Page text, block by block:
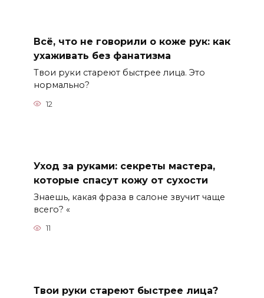
Всё, что не говорили о коже рук: как
ухаживать без фанатизма
Твои руки стареют быстрее лица. Это
нормально?
12
Уход за руками: секреты мастера,
которые спасут кожу от сухости
Знаешь, какая фраза в салоне звучит чаще
всего? «
11
Твои руки стареют быстрее лица?